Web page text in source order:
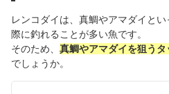
レンコダイは、真鯛やアマダイと
際に釣れることが多い魚です。
そのため、 真鯛やアマダイを狙う
でしょうか。